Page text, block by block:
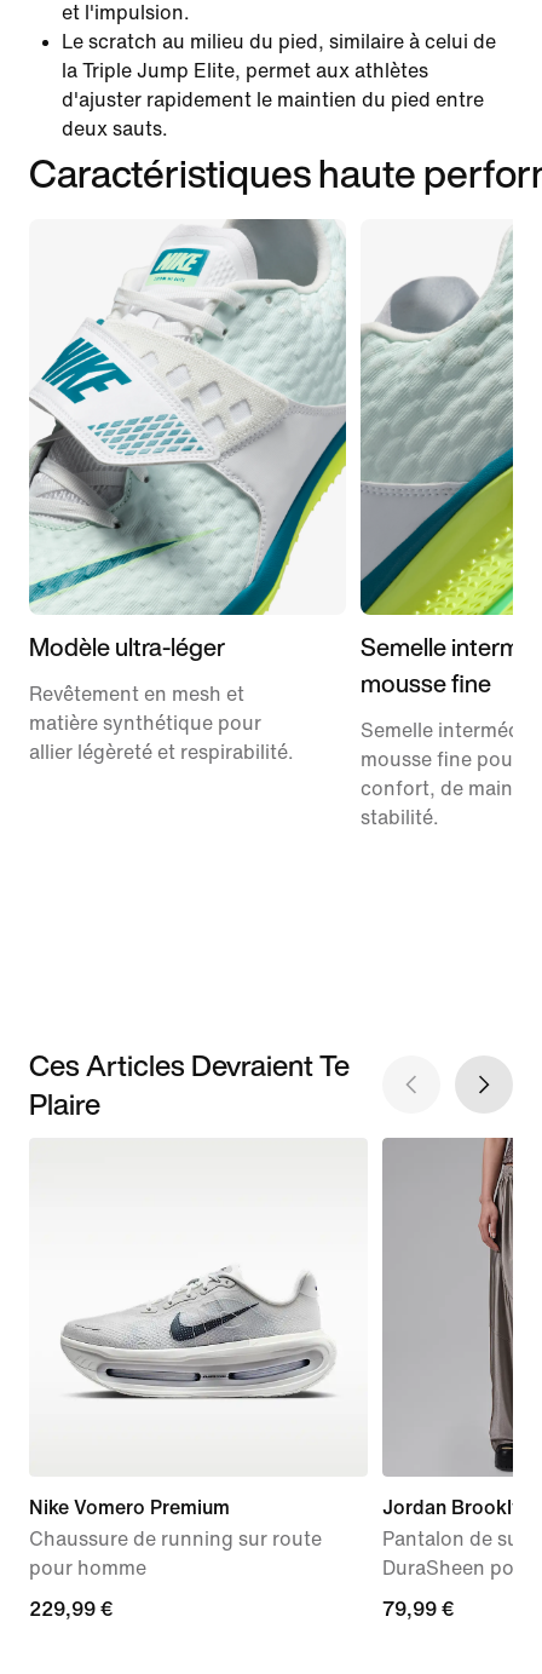
et l'impulsion.
Le scratch au milieu du pied, similaire à celui de
la Triple Jump Elite, permet aux athlètes
d'ajuster rapidement le maintien du pied entre
deux sauts.
Caractéristiques haute
Modèle ultra-léger
Revêtement en mesh et
matière synthétique pour
allier légèreté et respirabilité.
Semelle
mousse fine
Semelle
mousse fine pour
confort, de
stabilité.
Ces Articles Devraient Te
Plaire
Nike Vomero Premium
Chaussure de running sur route
pour homme
229,99 €
229,99 €
Jordan Brooklyn
Pantalon de
DuraSheen pour
79,99 €
79,99 €